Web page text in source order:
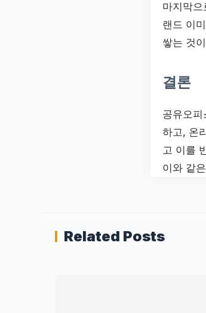
마지막으
랜드 이
쌓는 것
결론
공유오
하고, 온
고 이를
이와 같
Related Posts